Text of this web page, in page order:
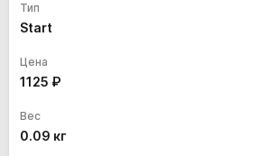
Тип
Start
Цена
1125 ₽
Вес
0.09 кг